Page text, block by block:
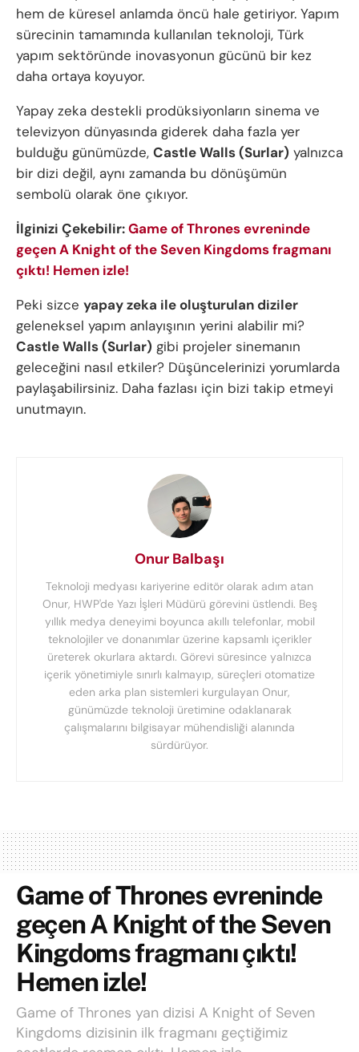
hem de küresel anlamda öncü hale getiriyor. Yapım
sürecinin tamamında kullanılan teknoloji, Türk
yapım sektöründe inovasyonun gücünü bir kez
daha ortaya koyuyor.
Yapay zeka destekli prodüksiyonların sinema ve
televizyon dünyasında giderek daha fazla yer
bulduğu günümüzde, Castle Walls (Surlar) yalnızca
bir dizi değil, aynı zamanda bu dönüşümün
sembolü olarak öne çıkıyor.
İlginizi Çekebilir:Game of Thrones evreninde
geçen A Knight of the Seven Kingdoms fragmanı
çıktı! Hemen izle!
Peki sizce yapay zeka ile oluşturulan diziler
geleneksel yapım anlayışının yerini alabilir mi?
Castle Walls (Surlar) gibi projeler sinemanın
geleceğini nasıl etkiler? Düşüncelerinizi yorumlarda
paylaşabilirsiniz. Daha fazlası için bizi takip etmeyi
unutmayın.
Onur Balbaşı
Teknoloji medyası kariyerine editör olarak adım atan
Onur, HWP'de Yazı İşleri Müdürü görevini üstlendi. Beş
yıllık medya deneyimi boyunca akıllı telefonlar, mobil
teknolojiler ve donanımlar üzerine kapsamlı içerikler
üreterek okurlara aktardı. Görevi süresince yalnızca
içerik yönetimiyle sınırlı kalmayıp, süreçleri otomatize
eden arka plan sistemleri kurgulayan Onur,
günümüzde teknoloji üretimine odaklanarak
çalışmalarını bilgisayar mühendisliği alanında
sürdürüyor.
Game of Thrones evreninde
geçen A Knight of the Seven
Kingdoms fragmanı çıktı!
Hemen izle!
Game of Thrones yan dizisi A Knight of Seven
Kingdoms dizisinin ilk fragmanı geçtiğimiz